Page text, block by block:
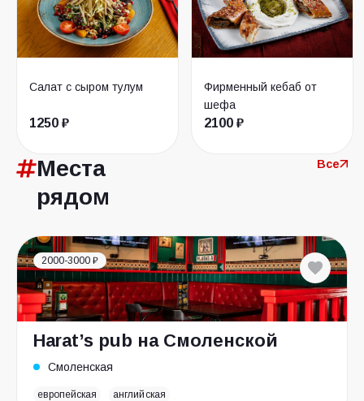
Салат с сыром тулум
1250 ₽
Фирменный кебаб от
шефа
2100 ₽
Места
рядом
Все
2000-3000 ₽
Harat’s pub на Смоленской
Смоленская
европейская английская